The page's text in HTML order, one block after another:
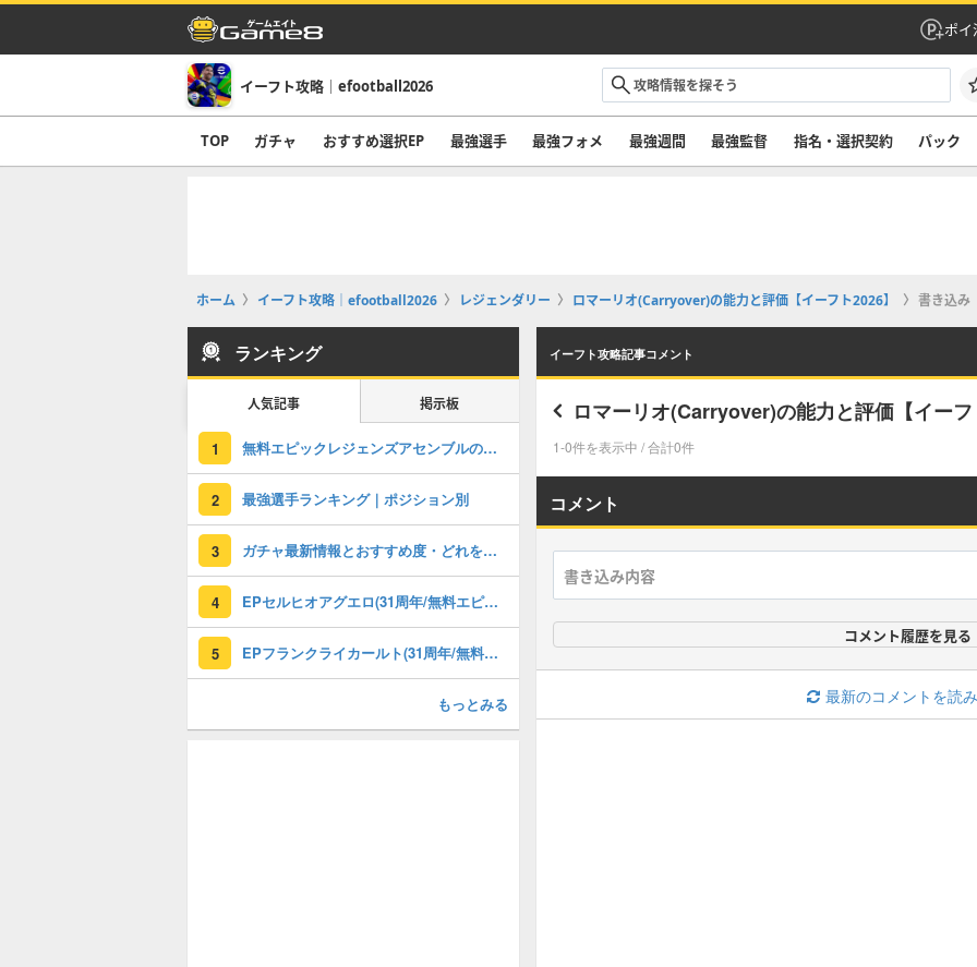
ポイ
イーフト攻略｜efootball2026
TOP ガチャ おすすめ選択EP 最強選手 最強フォメ 最強週間 最強監督 指名・選択契約 パック
ホーム イーフト攻略｜efootball2026 レジェンダリー ロマーリオ(Carryover)の能力と評価【イーフト2026】 書き込み
イーフト攻略記事コメント
ロマーリオ(Carryover)の能力と評価【イーフ
1-0件を表示中 / 合計0件
コメント
コメント履歴を見る
最新のコメントを読
ランキング
人気記事 掲示板
1 無料エピックレジェンズアセンブルのおすすめ選択(当たり)選手ランキングと引き方
2 最強選手ランキング｜ポジション別
3 ガチャ最新情報とおすすめ度・どれを引くべき？
4 EPセルヒオアグエロ(31周年/無料エピック)の評価とおすすめ育成・スキル追加
5 EPフランクライカールト(31周年/無料エピック)の評価とおすすめ育成・スキル追加
もっとみる